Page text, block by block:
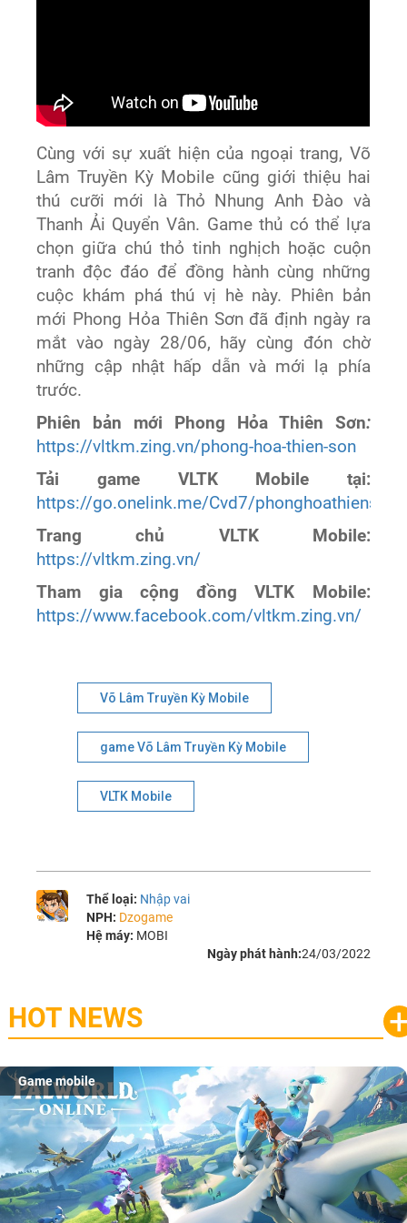
Cùng với sự xuất hiện của ngoại trang, Võ
Lâm Truyền Kỳ Mobile cũng giới thiệu hai
thú cưỡi mới là Thỏ Nhung Anh Đào và
Thanh Ải Quyển Vân. Game thủ có thể lựa
chọn giữa chú thỏ tinh nghịch hoặc cuộn
tranh độc đáo để đồng hành cùng những
cuộc khám phá thú vị hè này. Phiên bản
mới Phong Hỏa Thiên Sơn đã định ngày ra
mắt vào ngày 28/06, hãy cùng đón chờ
những cập nhật hấp dẫn và mới lạ phía
trước.
Phiên bản mới Phong Hỏa Thiên Sơn:
https://vltkm.zing.vn/phong-hoa-thien-son
Tải game VLTK Mobile tại:
https://go.onelink.me/Cvd7/
Trang chủ VLTK Mobile:
https://vltkm.zing.vn/
Tham gia cộng đồng VLTK Mobile:
https://www.facebook.com/vltkm.zing.vn/
Võ Lâm Truyền Kỳ Mobile
game Võ Lâm Truyền Kỳ Mobile
VLTK Mobile
Thể loại: Nhập vai
NPH: Dzogame
Hệ máy: MOBI
Ngày phát hành:24/03/2022
HOT NEWS
Game mobile